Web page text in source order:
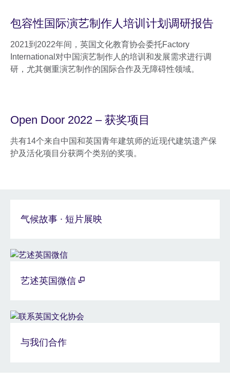
包容性国际演艺制作人培训计划调研报告
2021到2022年间，英国文化教育协会委托Factory
International对中国演艺制作人的培训和发展需求进行调
研，尤其侧重演艺制作的国际合作及无障碍性领域。
Open Door 2022 – 获奖项目
共有14个来自中国和英国青年建筑师的近现代建筑遗产保
护及活化项目分获两个类别的奖项。
气候故事 ∙ 短片展映
艺述英国微信
与我们合作